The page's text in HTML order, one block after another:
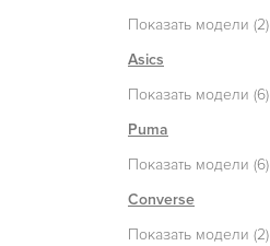
Показать модели (2)
Asics
Показать модели (6)
Puma
Показать модели (6)
Converse
Показать модели (2)